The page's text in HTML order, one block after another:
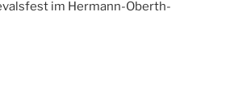
im Hermann-Oberth-